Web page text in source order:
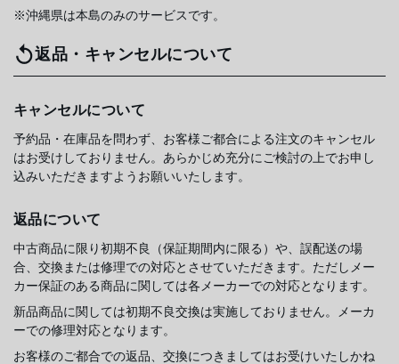
※沖縄県は本島のみのサービスです。
返品・キャンセルについて
キャンセルについて
予約品・在庫品を問わず、お客様ご都合による注文のキャンセル
はお受けしておりません。あらかじめ充分にご検討の上でお申し
込みいただきますようお願いいたします。
返品について
中古商品に限り初期不良（保証期間内に限る）や、誤配送の場
合、交換または修理での対応とさせていただきます。ただしメー
カー保証のある商品に関しては各メーカーでの対応となります。
新品商品に関しては初期不良交換は実施しておりません。メーカ
ーでの修理対応となります。
お客様のご都合での返品、交換につきましてはお受けいたしかね